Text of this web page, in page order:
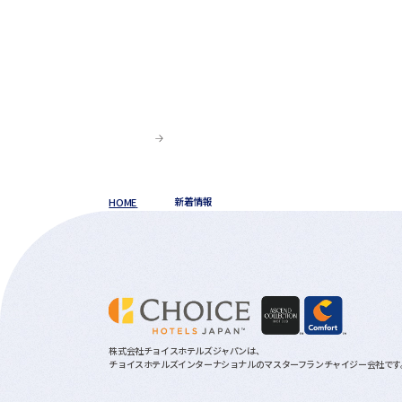
HOME 新着情報
株式会社チョイスホテルズジャパンは、
チョイスホテルズインターナショナルのマスターフランチャイジー会社で